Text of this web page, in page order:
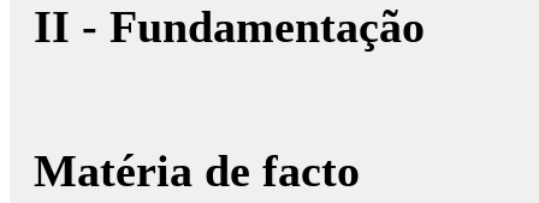
II - Fundamentação
Matéria de facto